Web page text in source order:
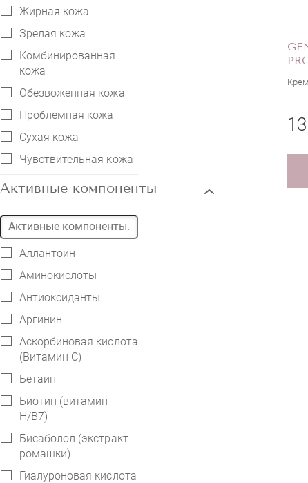
Жирная кожа
Зрелая кожа
Комбинированная
кожа
Обезвоженная кожа
Проблемная кожа
Сухая кожа
Чувствительная кожа
Активные компоненты
Аллантоин
Аминокислоты
Антиоксиданты
Аргинин
Аскорбиновая кислота
(Витамин С)
Бетаин
Биотин (витамин
H/B7)
Бисаболол (экстракт
ромашки)
Гиалуроновая кислота